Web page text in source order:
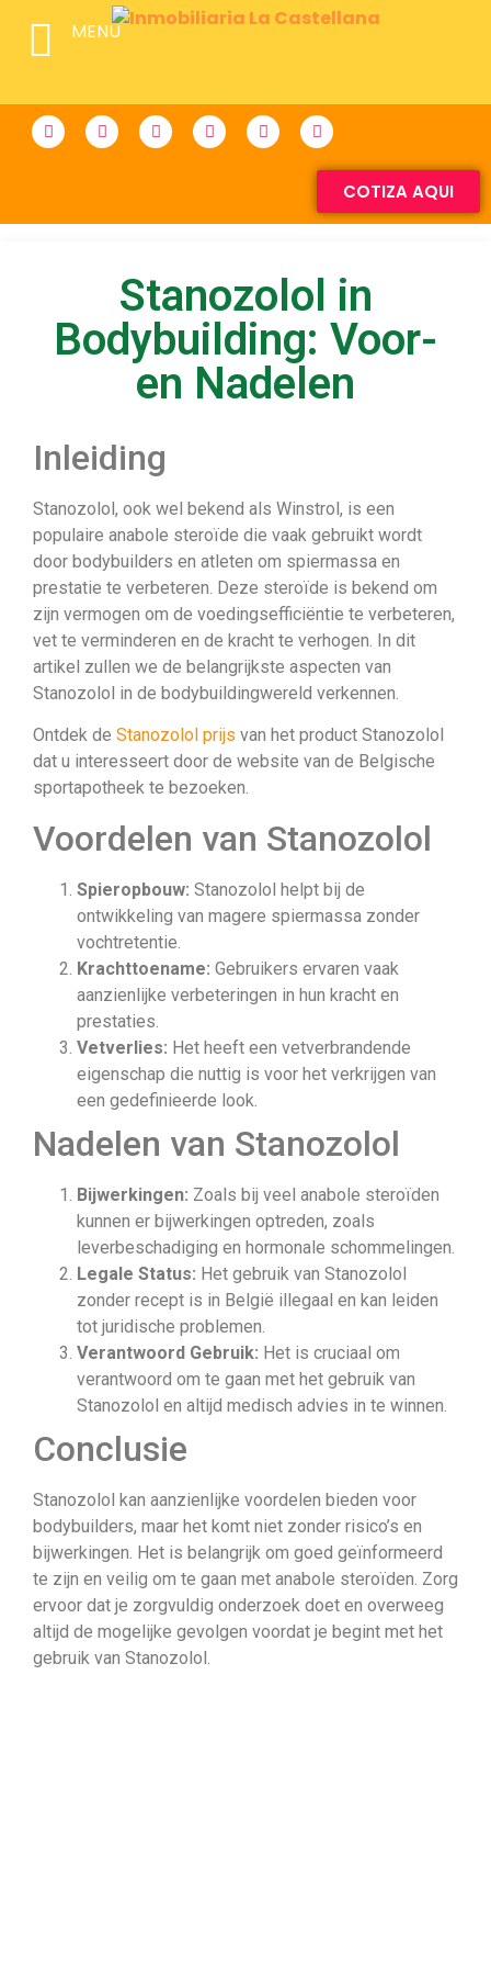
COTIZA AQUI
Stanozolol in
Bodybuilding: Voor-
en Nadelen
Inleiding
Stanozolol, ook wel bekend als Winstrol, is een
populaire anabole steroïde die vaak gebruikt wordt
door bodybuilders en atleten om spiermassa en
prestatie te verbeteren. Deze steroïde is bekend om
zijn vermogen om de voedingsefficiëntie te verbeteren,
vet te verminderen en de kracht te verhogen. In dit
artikel zullen we de belangrijkste aspecten van
Stanozolol in de bodybuildingwereld verkennen.
Ontdek de Stanozolol prijs van het product Stanozolol
dat u interesseert door de website van de Belgische
sportapotheek te bezoeken.
Voordelen van Stanozolol
Spieropbouw: Stanozolol helpt bij de
ontwikkeling van magere spiermassa zonder
vochtretentie.
Krachttoename: Gebruikers ervaren vaak
aanzienlijke verbeteringen in hun kracht en
prestaties.
Vetverlies: Het heeft een vetverbrandende
eigenschap die nuttig is voor het verkrijgen van
een gedefinieerde look.
Nadelen van Stanozolol
Bijwerkingen: Zoals bij veel anabole steroïden
kunnen er bijwerkingen optreden, zoals
leverbeschadiging en hormonale schommelingen.
Legale Status: Het gebruik van Stanozolol
zonder recept is in België illegaal en kan leiden
tot juridische problemen.
Verantwoord Gebruik: Het is cruciaal om
verantwoord om te gaan met het gebruik van
Stanozolol en altijd medisch advies in te winnen.
Conclusie
Stanozolol kan aanzienlijke voordelen bieden voor
bodybuilders, maar het komt niet zonder risico’s en
bijwerkingen. Het is belangrijk om goed geïnformeerd
te zijn en veilig om te gaan met anabole steroïden. Zorg
ervoor dat je zorgvuldig onderzoek doet en overweeg
altijd de mogelijke gevolgen voordat je begint met het
gebruik van Stanozolol.
MENU